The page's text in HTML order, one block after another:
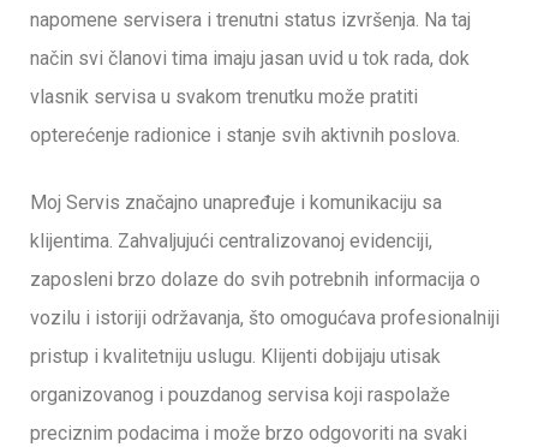
napomene servisera i trenutni status izvršenja. Na taj
način svi članovi tima imaju jasan uvid u tok rada, dok
vlasnik servisa u svakom trenutku može pratiti
opterećenje radionice i stanje svih aktivnih poslova.
Moj Servis značajno unapređuje i komunikaciju sa
klijentima. Zahvaljujući centralizovanoj evidenciji,
zaposleni brzo dolaze do svih potrebnih informacija o
vozilu i istoriji održavanja, što omogućava profesionalniji
pristup i kvalitetniju uslugu. Klijenti dobijaju utisak
organizovanog i pouzdanog servisa koji raspolaže
preciznim podacima i može brzo odgovoriti na svaki